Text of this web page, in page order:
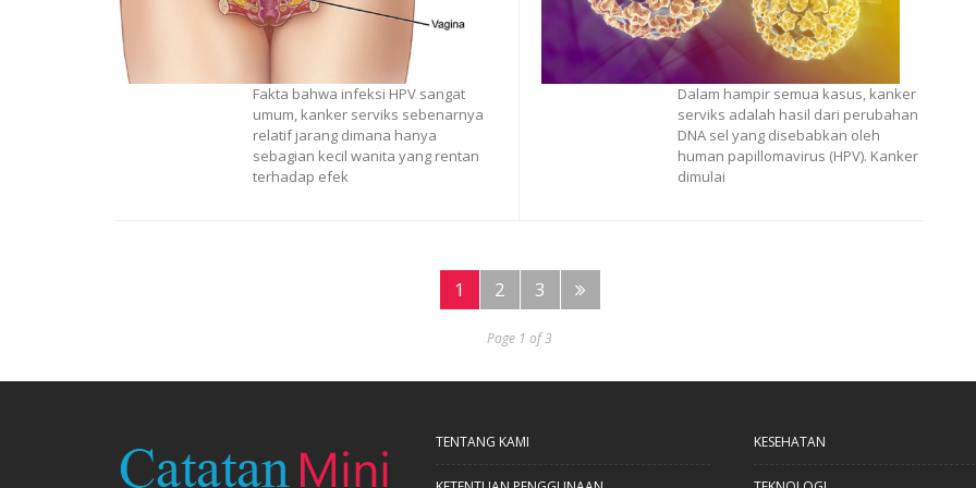
Fakta bahwa infeksi HPV sangat
umum, kanker serviks sebenarnya
relatif jarang dimana hanya
sebagian kecil wanita yang rentan
terhadap efek
Dalam hampir semua kasus, kanker
serviks adalah hasil dari perubahan
DNA sel yang disebabkan oleh
human papillomavirus (HPV). Kanker
dimulai
1 2 3
Page 1 of 3
TENTANG KAMI KESEHATAN